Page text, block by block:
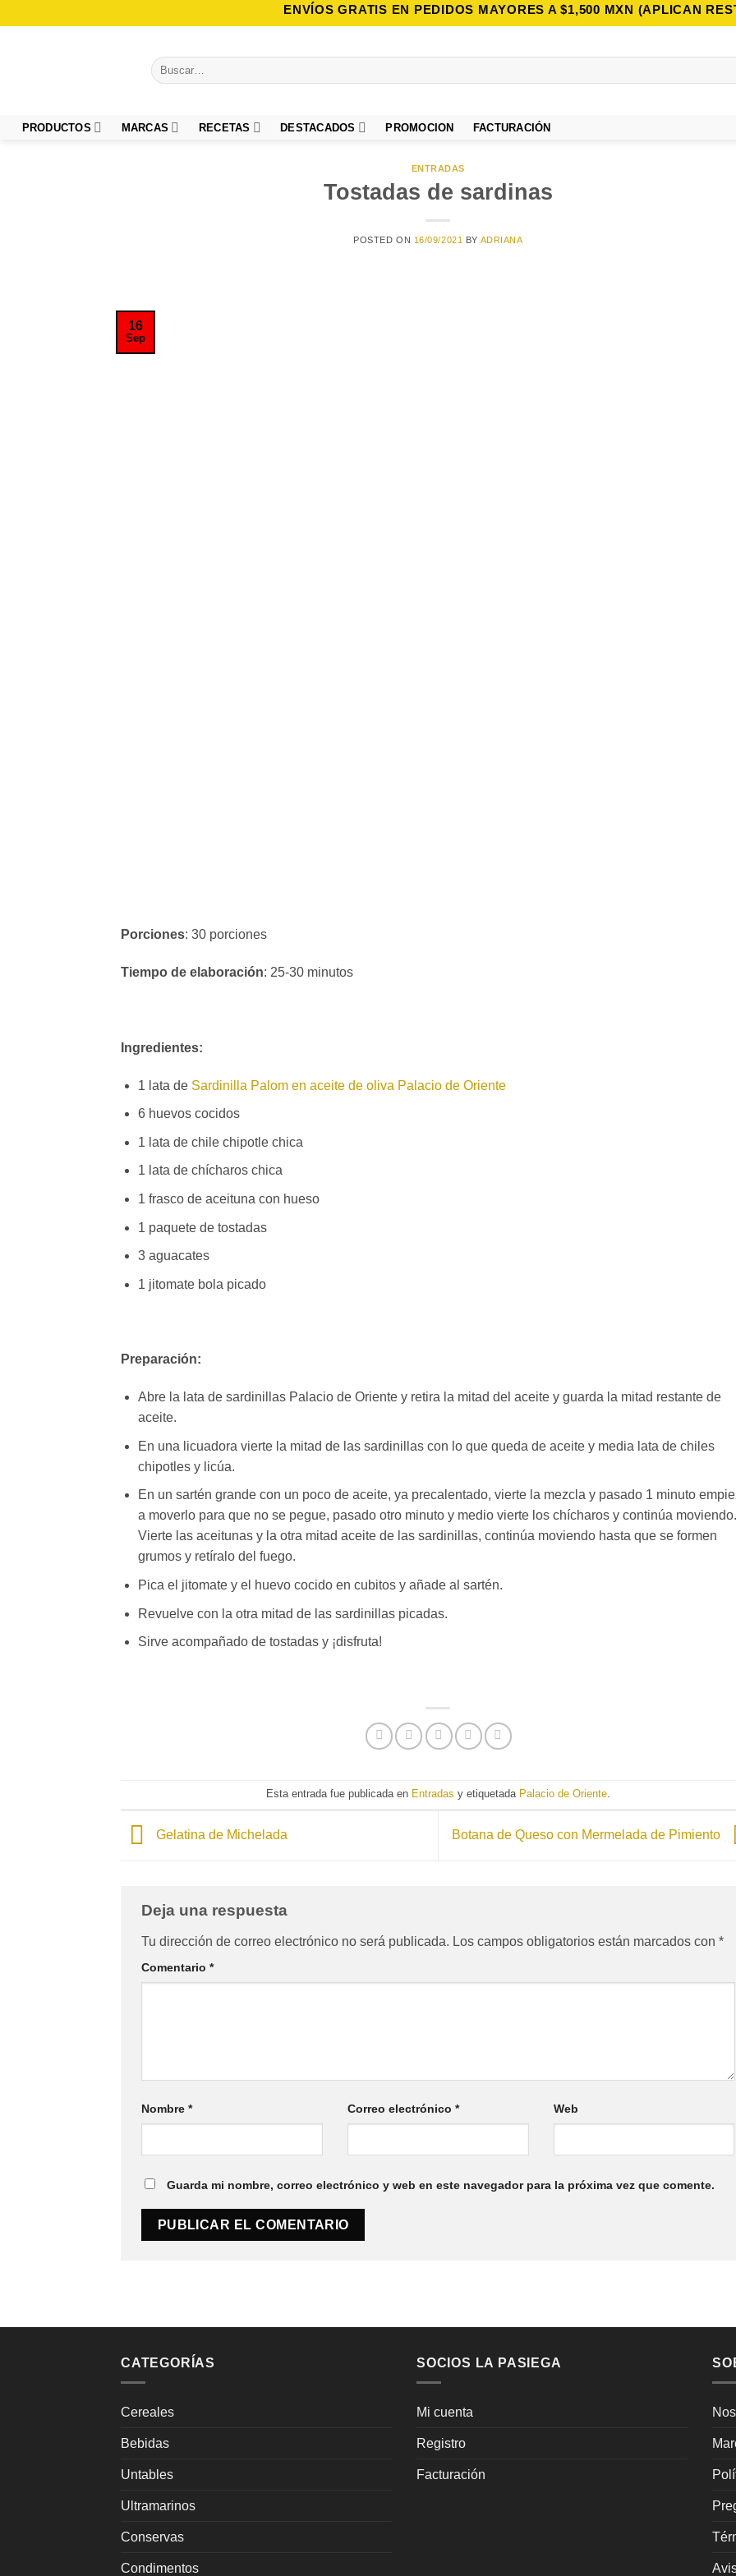
al
ENVÍOS GRATIS EN PEDIDOS MAYORES A $1,500 MXN (APLICAN
Buscar
por:
PRODUCTOS MARCAS RECETAS DESTACADOS PROMOCION FACTURACIÓN
ENTRADAS
Tostadas de sardinas
POSTED ON 16/09/2021 BY ADRIANA
16
Sep
Porciones: 30 porciones
Tiempo de elaboración: 25-30 minutos
Ingredientes:
1 lata de Sardinilla Palom en aceite de oliva Palacio de Oriente
6 huevos cocidos
1 lata de chile chipotle chica
1 lata de chícharos chica
1 frasco de aceituna con hueso
1 paquete de tostadas
3 aguacates
1 jitomate bola picado
Preparación:
Abre la lata de sardinillas Palacio de Oriente y retira la mitad del aceite y guarda la mitad restante de
aceite.
En una licuadora vierte la mitad de las sardinillas con lo que queda de aceite y media lata de chiles
chipotles y licúa.
En un sartén grande con un poco de aceite, ya precalentado, vierte la mezcla y pasado 1 minuto
a moverlo para que no se pegue, pasado otro minuto y medio vierte los chícharos y continúa moviendo.
Vierte las aceitunas y la otra mitad aceite de las sardinillas, continúa moviendo hasta que se formen
grumos y retíralo del fuego.
Pica el jitomate y el huevo cocido en cubitos y añade al sartén.
Revuelve con la otra mitad de las sardinillas picadas.
Sirve acompañado de tostadas y ¡disfruta!
Esta entrada fue publicada en Entradas y etiquetada Palacio de Oriente.
Gelatina de Michelada Botana de Queso con Mermelada de Pimiento
Deja una respuesta
Tu dirección de correo electrónico no será publicada. Los campos obligatorios están marcados con *
Comentario *
Nombre * Correo electrónico * Web
Guarda mi nombre, correo electrónico y web en este navegador para la próxima vez que comente.
CATEGORÍAS
Cereales
Bebidas
Untables
Ultramarinos
Conservas
Condimentos
SOCIOS LA PASIEGA
Mi cuenta
Registro
Facturación